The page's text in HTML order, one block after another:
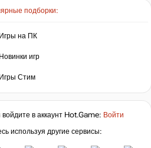
подборки:
Игры на ПК
Новинки игр
Игры Стим
в аккаунт Hot.Game: Войти
используя другие сервисы: